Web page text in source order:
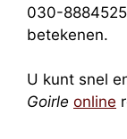
030-
betekenen.
U kunt snel
Goirle online